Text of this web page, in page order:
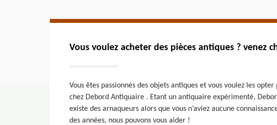
Vous voulez acheter des pièces antiques ? venez
Vous êtes passionnés des objets antiques et vous voulez les
chez Debord Antiquaire . Etant un antiquaire expérimenté,
existe des arnaqueurs alors que vous n’aviez aucune
des années, nous pouvons vous aider !